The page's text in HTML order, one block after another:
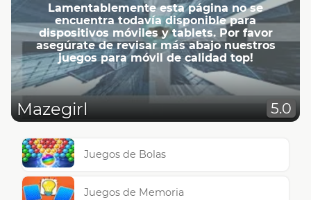
Lamentablemente esta página no se
encuentra todavía disponible para
dispositivos móviles y tablets. Por favor
asegúrate de revisar más abajo nuestros
juegos para móvil de calidad top!
Mazegirl 5.0
Juegos de Bolas
Juegos de Memoria